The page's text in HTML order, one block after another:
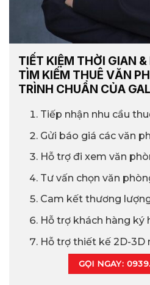
TIẾT KIỆM THỜI GIAN
TÌM KIẾM THUÊ VĂN
TRÌNH CHUẨN CỦA
Tiếp nhận nhu cầu
Gửi báo giá các văn
Hỗ trợ đi xem văn
Tư vấn chọn văn
Cam kết thương
Hỗ trợ khách hàng ký
Hỗ trợ thiết kế 2D-3D
GỌI NGAY: